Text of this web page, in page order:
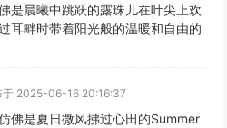
是晨曦中跳跃的露珠儿在叶尖上欢
耳畔时带着阳光般的温暖和自由的
于 2025-06-16 20:16:37
佛是夏日微风拂过心田的Summer